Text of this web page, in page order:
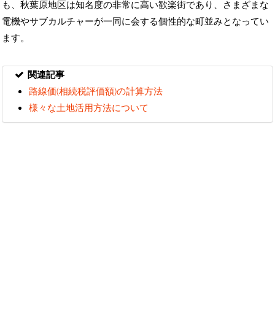
も、秋葉原地区は知名度の非常に高い歓楽街であり、さまざまな
電機やサブカルチャーが一同に会する個性的な町並みとなってい
ます。
関連記事
路線価(相続税評価額)の計算方法
様々な土地活用方法について